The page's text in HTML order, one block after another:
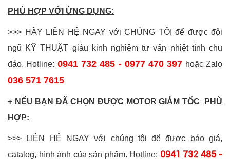
PHÙ HỢP VỚI ỨNG DỤNG:
>>> HÃY LIÊN HỆ NGAY với CHÚNG TÔI để được đội
ngũ KỸ THUẬT giàu kinh nghiệm tư vấn nhiệt tình chu
đáo. Hotline: 0941 732 485 - 0977 470 397 hoặc Zalo
036 571 7615
+ NẾU BẠN ĐÃ CHỌN ĐƯỢC MOTOR GIẢM TỐC PHÙ
HỢP:
>>> LIÊN HỆ NGAY với chúng tôi để được báo giá,
catalog, hình ảnh của sản phẩm. Hotline: 0941 732 485 -